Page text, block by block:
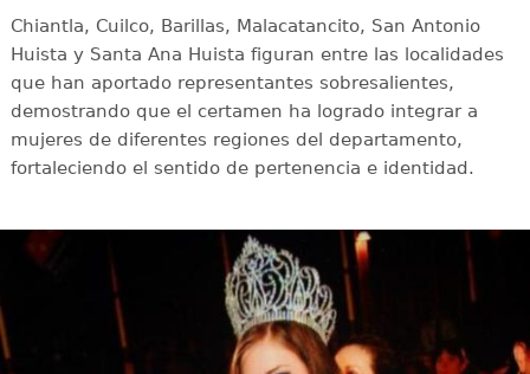
Chiantla, Cuilco, Barillas, Malacatancito, San Antonio
Huista y Santa Ana Huista figuran entre las localidades
que han aportado representantes sobresalientes,
demostrando que el certamen ha logrado integrar a
mujeres de diferentes regiones del departamento,
fortaleciendo el sentido de pertenencia e identidad.